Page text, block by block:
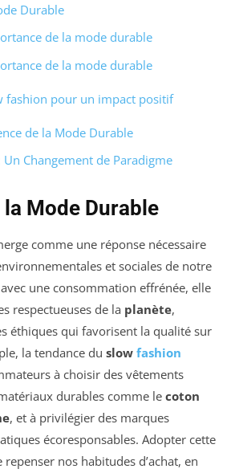
Durable
de la mode durable
de la mode durable
fashion pour un impact positif
de la Mode Durable
Changement de Paradigme
Mode Durable
comme une réponse nécessaire
et sociales de notre
une consommation effrénée, elle
respectueuses de la planète,
éthiques qui favorisent la qualité sur
la tendance du slow fashion
à choisir des vêtements
durables comme le coton
, et à privilégier des marques
écoresponsables. Adopter cette
nos habitudes d’achat, en